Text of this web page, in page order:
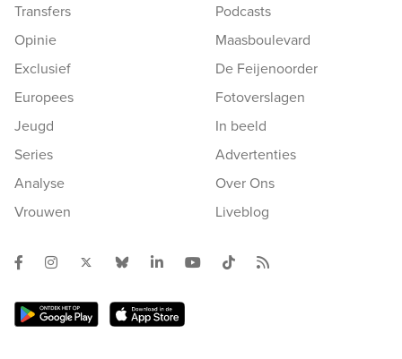
Transfers
Opinie
Exclusief
Europees
Jeugd
Series
Analyse
Vrouwen
Podcasts
Maasboulevard
De Feijenoorder
Fotoverslagen
In beeld
Advertenties
Over Ons
Liveblog